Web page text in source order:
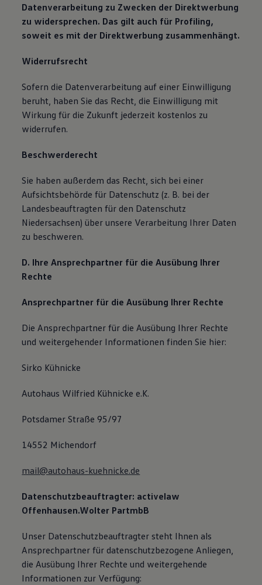
Datenverarbeitung zu Zwecken der Direktwerbung
zu widersprechen. Das gilt auch für Profiling,
soweit es mit der Direktwerbung zusammenhängt.
Widerrufsrecht
Sofern die Datenverarbeitung auf einer Einwilligung
beruht, haben Sie das Recht, die Einwilligung mit
Wirkung für die Zukunft jederzeit kostenlos zu
widerrufen.
Beschwerderecht
Sie haben außerdem das Recht, sich bei einer
Aufsichtsbehörde für Datenschutz (z. B. bei der
Landesbeauftragten für den Datenschutz
Niedersachsen) über unsere Verarbeitung Ihrer Daten
zu beschweren.
D. Ihre Ansprechpartner für die Ausübung Ihrer
Rechte
Ansprechpartner für die Ausübung Ihrer Rechte
Die Ansprechpartner für die Ausübung Ihrer Rechte
und weitergehender Informationen finden Sie hier:
Sirko Kühnicke
Autohaus Wilfried Kühnicke e.K.
Potsdamer Straße 95/97
14552 Michendorf
mail@autohaus-kuehnicke.de
Datenschutzbeauftragter: activelaw
Offenhausen.Wolter PartmbB
Unser Datenschutzbeauftragter steht Ihnen als
Ansprechpartner für datenschutzbezogene Anliegen,
die Ausübung Ihrer Rechte und weitergehende
Informationen zur Verfügung: